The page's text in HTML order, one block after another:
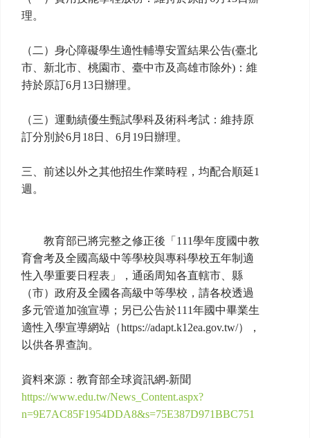
理。
（二）身心障礙學生適性輔導安置結果公告(臺北
市、新北市、桃園市、臺中市及高雄市除外)：維
持於原訂6月13日辦理。
（三）運動績優生甄試學科及術科考試：維持原
訂分別於6月18日、6月19日辦理。
三、前述以外之其他招生作業時程，均配合順延1
週。
教育部已將完整之修正後「111學年度國中教
育會考及全國高級中等學校與專科學校五年制適
性入學重要日程表」，通函周知各直轄市、縣
（市）政府及全國各高級中等學校，請各校透過
多元管道加強宣導；另已公告於111年國中畢業生
適性入學宣導網站（https://adapt.k12ea.gov.tw/），
以供各界查詢。
資料來源：教育部全球資訊網-新聞
https://www.edu.tw/News_Content.aspx?
n=9E7AC85F1954DDA8&s=75E387D971BBC751